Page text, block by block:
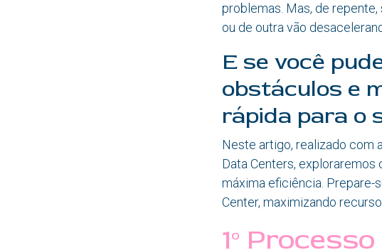
problemas. Mas, de
ou de outra vão
E se você
obstáculos e
rápida para o
Neste artigo, realizado com
Data Centers,
máxima eficiência. Prepare-
Center, maximizando
​1º